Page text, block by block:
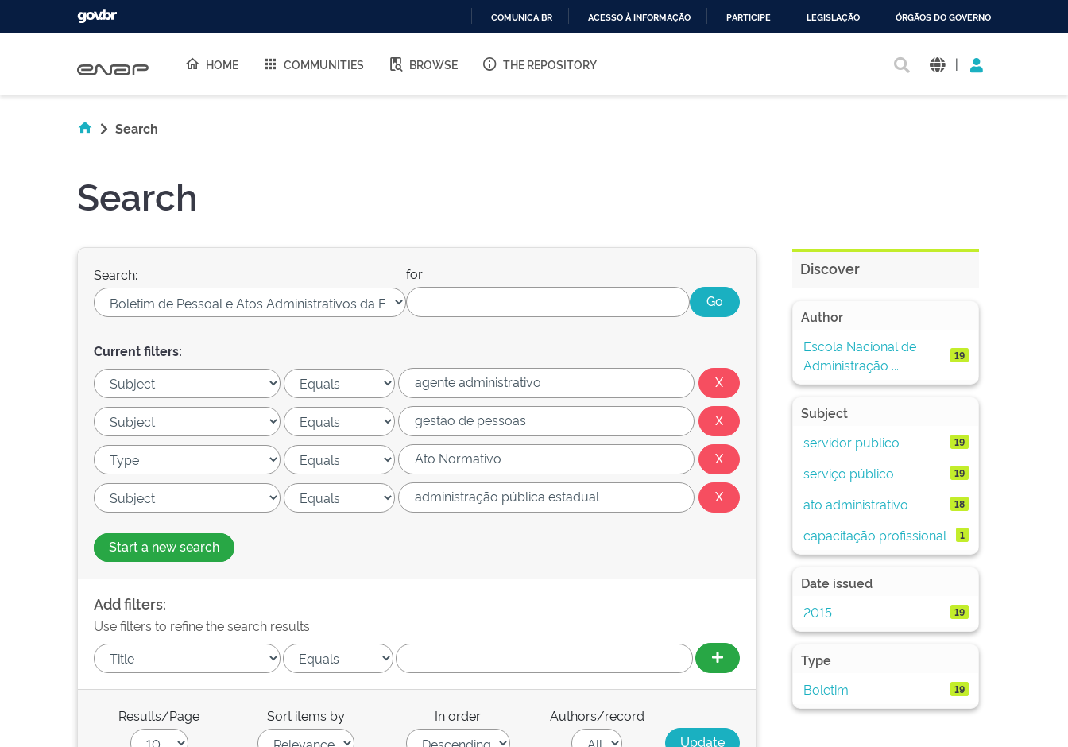
O
COMUNICA BR ACESSO À INFORMAÇÃO PARTICIPE LEGISLAÇÃO ÓRGÃOS DO GOVERNO
HOME COMMUNITIES BROWSE THE REPOSITORY |
Search
Search
Search: for
Current filters:
Start a new search
Add filters:
Use filters to refine the search results.
Results/Page Sort items by In order Authors/record
Discover
Author
Escola Nacional de
Administração ...
19
Subject
servidor publico
19
serviço público 19
ato administrativo 18
capacitação profissional 1
Date issued
2015
19
Type
Boletim
19